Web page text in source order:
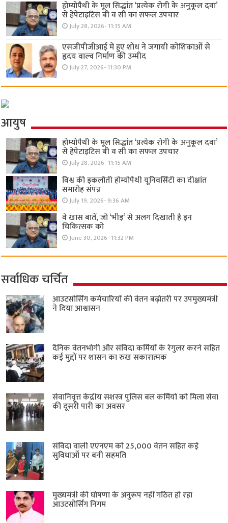
होम्योपैथी के मूल सिद्धांत ‘प्रत्येक रोगी केे अनुकूल दवा’
से हेपेटाइटिस बी व सी का सफल उपचार
July 28, 2026- 11:15 AM
एसजीपीजीआई में हुए शोध ने जगायी कोशिकाओं से
हृदय वाल्व निर्माण की उम्मीद
July 27, 2026- 11:30 PM
आयुष
होम्योपैथी के मूल सिद्धांत ‘प्रत्येक रोगी केे अनुकूल दवा’
से हेपेटाइटिस बी व सी का सफल उपचार
July 28, 2026- 11:15 AM
विश्व की इकलौती होम्योपैथी यूनिवर्सिटी का दीक्षांत
समारोह संपन्न
July 19, 2026- 9:36 AM
वे खास बातें, जो ‘भीड़’ से अलग दिखाती हैं इन
चिकित्सक को
June 30, 2026- 11:32 PM
सर्वाधिक चर्चित
आउटसोर्सिंग कर्मचारियों की वेतन बढ़ोतरी पर उपमुख्यमंत्री
ने दिया आश्वासन
दैनिक वेतनभोगी और संविदा कर्मियों के रेगुलर करने सहित
कई मुद्दों पर शासन का रुख सकारात्मक
सेवानिवृत्त केंद्रीय सशस्त्र पुलिस बल ​कर्मियों को मिला सेवा
की दूसरी पारी का अवसर
संविदा वाली एएनएम को 25,000 वेतन सहित कई
सुविधाओं पर बनी सहमति
मुख्यमंत्री की घोषणा के अनुरूप नहीं गठित हो रहा
आउटसोर्सिंग निगम